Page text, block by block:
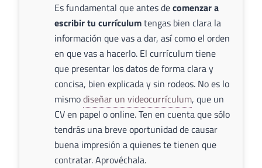
Es fundamental que antes decomenzar a
escribir tu currículumtengas bien clara la
información que vas a dar, así como el orden
en que vas a hacerlo. El currículum tiene
que presentar los datos de forma clara y
concisa, bien explicada y sin rodeos. No es lo
mismodiseñar un videocurrículum, que un
CV en papel o online. Ten en cuenta que sólo
tendrás una breve oportunidad de causar
buena impresión a quienes te tienen que
contratar. Aprovéchala.